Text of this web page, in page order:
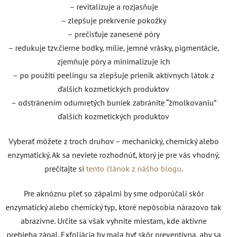
– revitalizuje a rozjasňuje
– zlepšuje prekrvenie pokožky
– prečisťuje zanesené póry
– redukuje tzv.čierne bodky, mílie, jemné vrásky, pigmentácie,
zjemňuje póry a minimalizuje ich
– po použití peelingu sa zlepšuje prienik aktívnych látok z
ďalších kozmetických produktov
– odstránením odumretých buniek zabránite “žmolkovaniu”
ďalších kozmetických produktov
Vyberať môžete z troch druhov – mechanický, chemický alebo
enzymatický. Ak sa neviete rozhodnúť, ktorý je pre vás vhodný,
prečítajte si tento článok z nášho blogu.
Pre aknóznu pleť so zápalmi by sme odporúčali skôr
enzymatický alebo chemický typ, ktoré nepôsobia nárazovo tak
abrazívne. Určite sa však vyhnite miestam, kde aktívne
prebieha zápal. Exfoliácia by mala byť skôr preventívna, aby sa